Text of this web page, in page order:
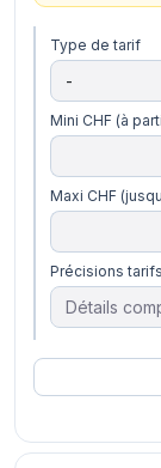
Type de tarif
Mini CHF (à
Maxi CHF
Précisions tarifs